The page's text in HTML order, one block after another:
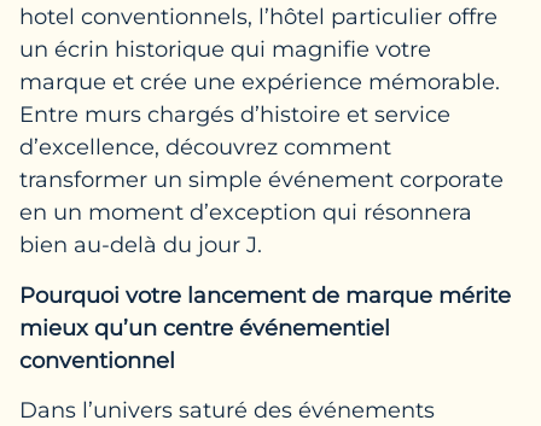
hotel conventionnels, l’hôtel particulier offre
un écrin historique qui magnifie votre
marque et crée une expérience mémorable.
Entre murs chargés d’histoire et service
d’excellence, découvrez comment
transformer un simple événement corporate
en un moment d’exception qui résonnera
bien au-delà du jour J.
Pourquoi votre lancement de marque mérite
mieux qu’un centre événementiel
conventionnel
Dans l’univers saturé des événements